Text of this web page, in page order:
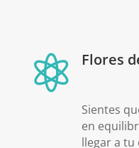
 Flores
Sientes
en
llegar a